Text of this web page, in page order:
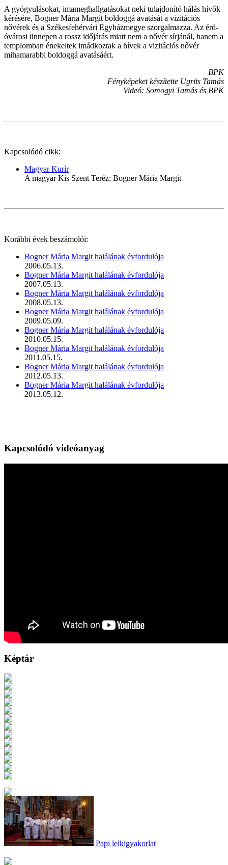
A gyógyulásokat, imameghallgatásokat neki tulajdonító hálás hívők
kérésére, Bogner Mária Margit boldoggá avatását a vizitációs
nővérek és a Székesfehérvári Egyházmegye szorgalmazza. Az érd-
óvárosi ünnepen a rossz időjárás miatt nem a nővér sírjánál, hanem a
templomban énekeltek imádkoztak a hívek a vizitációs nővér
mihamarabbi boldoggá avatásáért.
BPK
Fényképeket készítette Ugrits Tamás
Videó: Somogyi Tamás és BPK
Kapcsolódó cikk:
Magyar Kurír
A magyar Kis Szent Teréz: Bogner Mária Margit
Korábbi évek beszámolói:
Bogner Mária Margit halálának évfordulója
2006.05.13.
Bogner Mária Margit halálának évfordulója
2007.05.13.
Bogner Mária Margit halálának évfordulója
2008.05.13.
Bogner Mária Margit halálának évfordulója
2009.05.09.
Bogner Mária Margit halálának évfordulója
2010.05.15.
Bogner Mária Margit halálának évfordulója
2011.05.15.
Bogner Mária Margit halálának évfordulója
2012.05.13.
Bogner Mária Margit halálának évfordulója
2013.05.12.
Kapcsolódó videóanyag
Képtár
Papi lelkigyakorlat